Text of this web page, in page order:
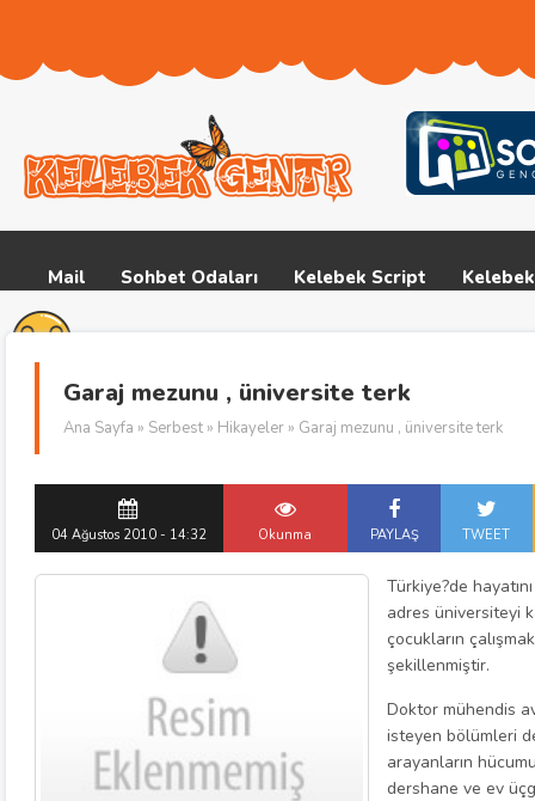
Mail Sohbet Odaları Kelebek Script
Garaj mezunu , üniversite terk
Ana Sayfa » Serbest » Hikayeler » Garaj mezunu , üniversite terk
04 Ağustos 2010 - 14:32 Okunma PAYLAŞ TWEET
Türkiye?de
adres üniversiteyi
çocukların
şekillenmiştir.
Doktor mühendis
isteyen bölümleri
arayanların
dershane ve ev